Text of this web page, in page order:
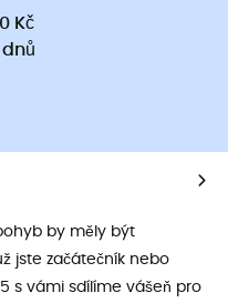
Kč
by měly být
jste začátečník nebo
s vámi sdílíme vášeň pro